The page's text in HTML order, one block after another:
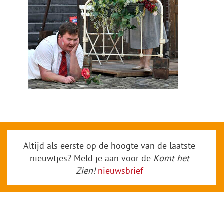
Altijd als eerste op de hoogte van de laatste
nieuwtjes? Meld je aan voor de Komt het
Zien! nieuwsbrief